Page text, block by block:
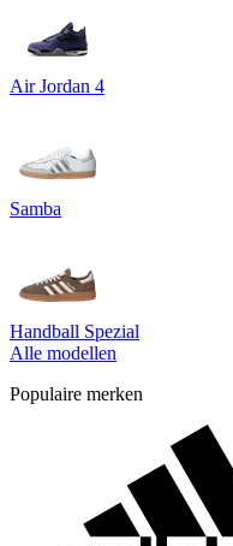
Air Jordan 4
Samba
Handball Spezial
Alle modellen
Populaire merken